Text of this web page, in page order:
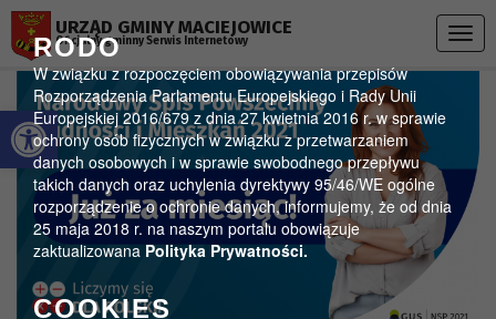
Otwórz pasek narzędzi
RODO
W związku z rozpoczęciem obowiązywania przepisów
Rozporządzenia Parlamentu Europejskiego i Rady Unii
Europejskiej 2016/679 z dnia 27 kwietnia 2016 r. w sprawie
ochrony osób fizycznych w związku z przetwarzaniem
danych osobowych i w sprawie swobodnego przepływu
takich danych oraz uchylenia dyrektywy 95/46/WE ogólne
rozporządzenie o ochronie danych, informujemy, że od dnia
25 maja 2018 r. na naszym portalu obowiązuje
zaktualizowanaPolityka Prywatności.
COOKIES
URZĄD GMINY MACIEJOWICE
Oficjalny gminny Serwis Internetowy